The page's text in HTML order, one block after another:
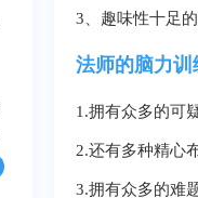
3、趣味性十足
法师的脑力
1.拥有众多的可
2.还有多种精心
3.拥有众多的难